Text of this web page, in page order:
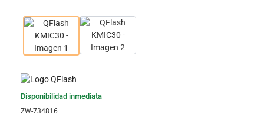
Disponibilidad inmediata
ZW-734816